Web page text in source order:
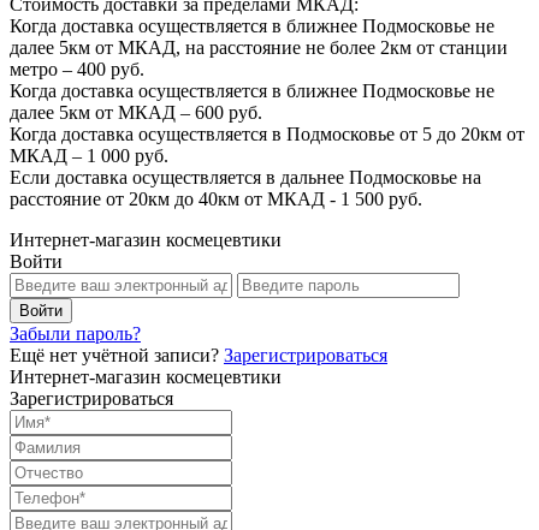
Стоимость доставки за пределами МКАД:
Когда доставка осуществляется в ближнее Подмосковье не
далее 5км от МКАД, на расстояние не более 2км от станции
метро – 400 руб.
Когда доставка осуществляется в ближнее Подмосковье не
далее 5км от МКАД – 600 руб.
Когда доставка осуществляется в Подмосковье от 5 до 20км от
МКАД – 1 000 руб.
Если доставка осуществляется в дальнее Подмосковье на
расстояние от 20км до 40км от МКАД - 1 500 руб.
Интернет-магазин космецевтики
Войти
Забыли пароль?
Ещё нет учётной записи? Зарегистрироваться
Интернет-магазин космецевтики
Зарегистрироваться